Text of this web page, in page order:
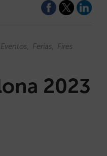
Eventos Ferias Fires
2023